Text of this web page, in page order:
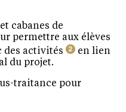
cabanes de
permettre aux élèves
des activités 2 en lien
du projet.
traitance pour